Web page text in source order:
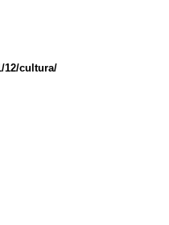
12/cultura/